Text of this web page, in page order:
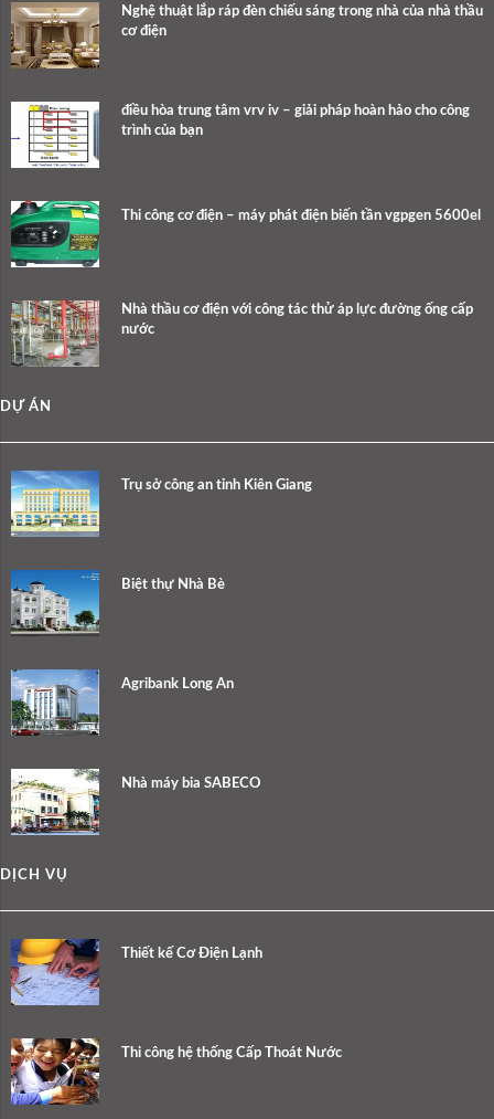
Nghệ thuật lắp ráp đèn chiếu sáng trong nhà của nhà thầu
cơ điện
điều hòa trung tâm vrv iv – giải pháp hoàn hảo cho công
trình của bạn
Thi công cơ điện – máy phát điện biến tần vgpgen 5600el
Nhà thầu cơ điện với công tác thử áp lực đường ống cấp
nước
DỰ ÁN
Trụ sở công an tỉnh Kiên Giang
Biệt thự Nhà Bè
Agribank Long An
Nhà máy bia SABECO
DỊCH VỤ
Thiết kế Cơ Điện Lạnh
Thi công hệ thống Cấp Thoát Nước